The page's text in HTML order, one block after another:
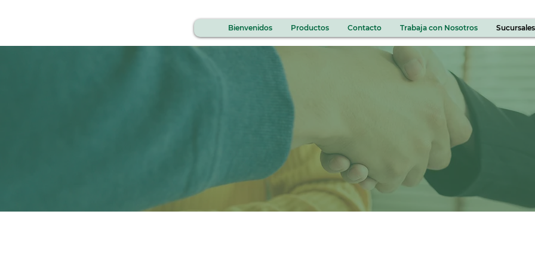
Bienvenidos Productos Contacto Trabaja con Nosotros Sucursales
Sucursales
Conoce nuestra presencia en México